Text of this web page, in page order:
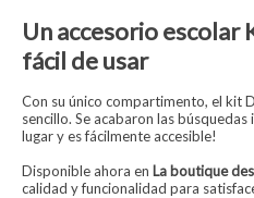
Un accesorio escolar
fácil de usar
Con su único compartimento, el kit
sencillo. Se acabaron las
lugar y es fácilmente accesible!
Disponible ahora en La boutique
calidad y funcionalidad para